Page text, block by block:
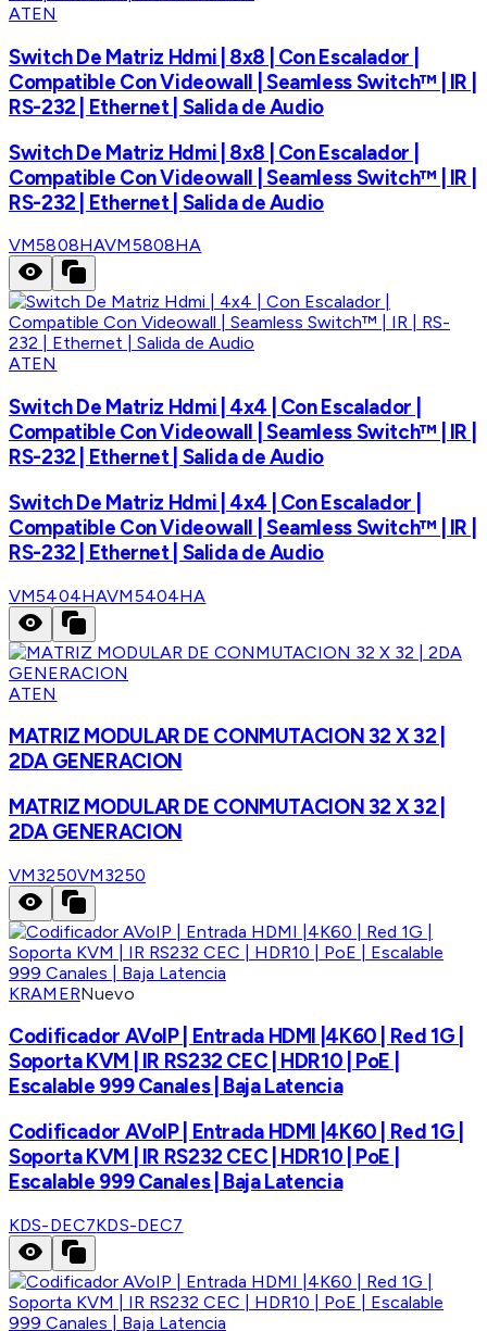
ATEN
Switch De Matriz Hdmi | 8x8 | Con Escalador |
Compatible Con Videowall | Seamless Switch™ | IR |
RS-232 | Ethernet | Salida de Audio
Switch De Matriz Hdmi | 8x8 | Con Escalador |
Compatible Con Videowall | Seamless Switch™ | IR |
RS-232 | Ethernet | Salida de Audio
VM5808HAVM5808HA
ATEN
Switch De Matriz Hdmi | 4x4 | Con Escalador |
Compatible Con Videowall | Seamless Switch™ | IR |
RS-232 | Ethernet | Salida de Audio
Switch De Matriz Hdmi | 4x4 | Con Escalador |
Compatible Con Videowall | Seamless Switch™ | IR |
RS-232 | Ethernet | Salida de Audio
VM5404HAVM5404HA
ATEN
MATRIZ MODULAR DE CONMUTACION 32 X 32 |
2DA GENERACION
MATRIZ MODULAR DE CONMUTACION 32 X 32 |
2DA GENERACION
VM3250VM3250
KRAMERNuevo
Codificador AVoIP | Entrada HDMI |4K60 | Red 1G |
Soporta KVM | IR RS232 CEC | HDR10 | PoE |
Escalable 999 Canales | Baja Latencia
Codificador AVoIP | Entrada HDMI |4K60 | Red 1G |
Soporta KVM | IR RS232 CEC | HDR10 | PoE |
Escalable 999 Canales | Baja Latencia
KDS-DEC7KDS-DEC7